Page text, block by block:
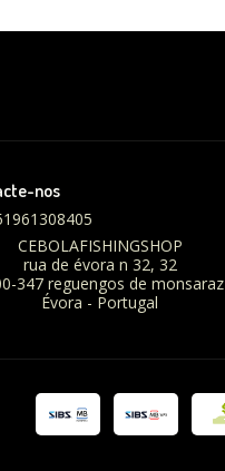
nos
CEBOLAFISHINGSHOP
rua de évora n 32, 32
347 reguengos de monsaraz
Évora - Portugal